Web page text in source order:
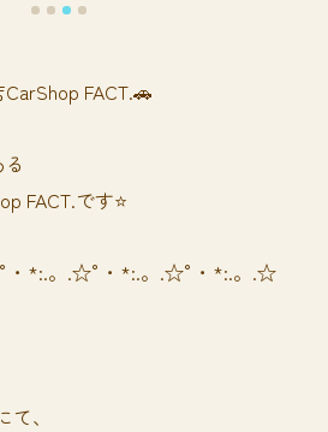
FACT.🚗
FACT.です⭐️
・*:.。.☆°・*:.。.☆°・*:.。.☆
、